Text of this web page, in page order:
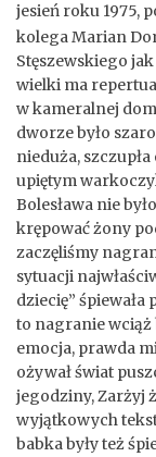
jesień roku 1975,
kolega Marian
Stęszewskiego
wielki ma
w kameralnej
dworze było
nieduża,
upiętym
Bolesława nie
krępować żony
zaczęliśmy
sytuacji
dziecię”
to nagranie
emocja, prawda
ożywał świat
jegodziny, Zarżyj
wyjątkowych
babka były też